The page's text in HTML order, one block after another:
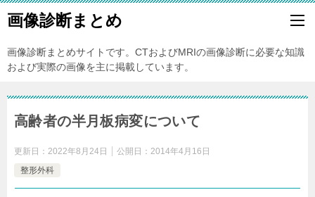
画像診断まとめ
画像診断まとめサイトです。CTおよびMRIの画像診断に必要な知識
および実際の画像を主に掲載しています。
高齢者の半月板病変について
更新日： 2022年8月24日 公開日： 2014年4月16日
整形外科